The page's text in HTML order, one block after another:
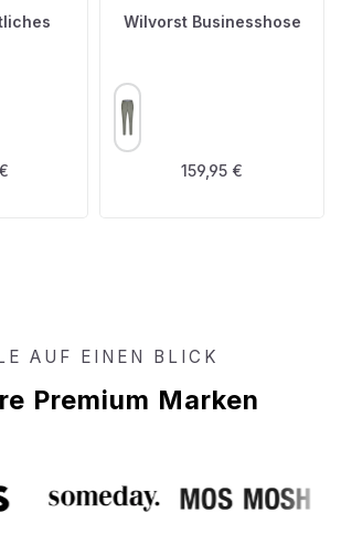
Preis:
Wilvorst Businesshose
FARBE
Regulärer Preis:
159,95 €
AUF EINEN BLICK
Premium Marken